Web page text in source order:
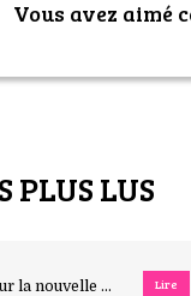
Vous avez aimé
PLUS LUS
la nouvelle ... Lire